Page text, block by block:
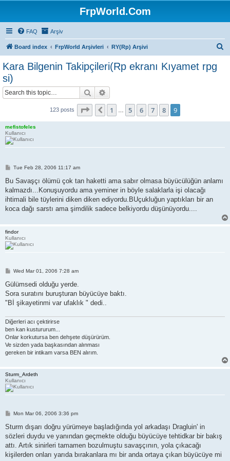
FrpWorld.Com
FAQ Arşiv
Board index FrpWorld Arşivleri RY(Rp) Arşivi
Kara Bilgenin Takipçileri(Rp ekranı Kıyamet rpg
si)
Search
123 posts Page of9
Previous
1 5 6 7 8 9
mefistofeles
Kullanıcı
P
s
Tue Feb 28, 2006 11:17 am
Bu Savaşçı ölümü çok tan haketti ama sabır olmasa büyücülüğün anlamı
kalmazdı...Konuşuyordu ama yeminer in böyle salaklarla işi olacağı
ihtimali bile tüylerini diken diken ediyordu.BUçukluğun yaptıkları bir an
koca dağı sarstı ama şimdilik sadece belkiyordu düşünüyordu....
findor
Kullanıcı
P
s
Wed Mar 01, 2006 7:28 am
Gülümsedi olduğu yerde.
Sora suratını buruşturan büyücüye baktı.
"Bİ şikayetinmi var ufaklık " dedi..
Diğerleri acı çektirirse
ben kan kustururum...
Onlar korkutursa ben dehşete düşürürüm.
Ve sizden yada başkasından alınması
gereken bir intikam varsa BEN alırım.
Sturm_Ardeth
Kullanıcı
P
s
Mon Mar 06, 2006 3:36 pm
Sturm dışarı doğru yürümeye başladığında yol arkadaşı Dragluin' in
sözleri duydu ve yanından geçmekte olduğu büyücüye tehtidkar bir bakış
attı. Artık sinirleri tamamen bozulmuştu savaşçının, yola çıkacağı
kişilerden onları yarıda bırakanlara mı bir anda ortaya çıkan büyücüye mi